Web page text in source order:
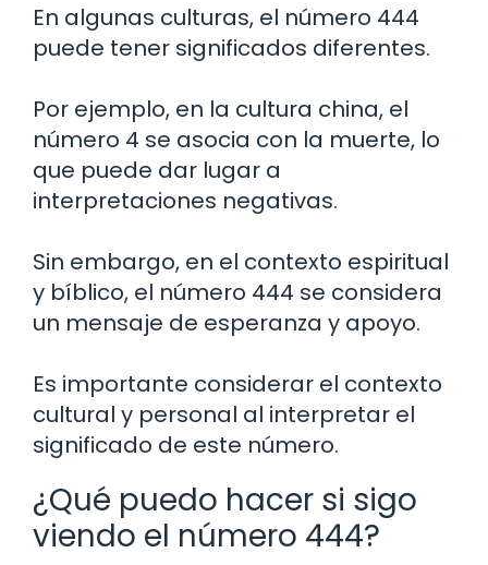
En algunas culturas, el número 444
puede tener significados diferentes.
Por ejemplo, en la cultura china, el
número 4 se asocia con la muerte, lo
que puede dar lugar a
interpretaciones negativas.
Sin embargo, en el contexto espiritual
y bíblico, el número 444 se considera
un mensaje de esperanza y apoyo.
Es importante considerar el contexto
cultural y personal al interpretar el
significado de este número.
¿Qué puedo hacer si sigo
viendo el número 444?